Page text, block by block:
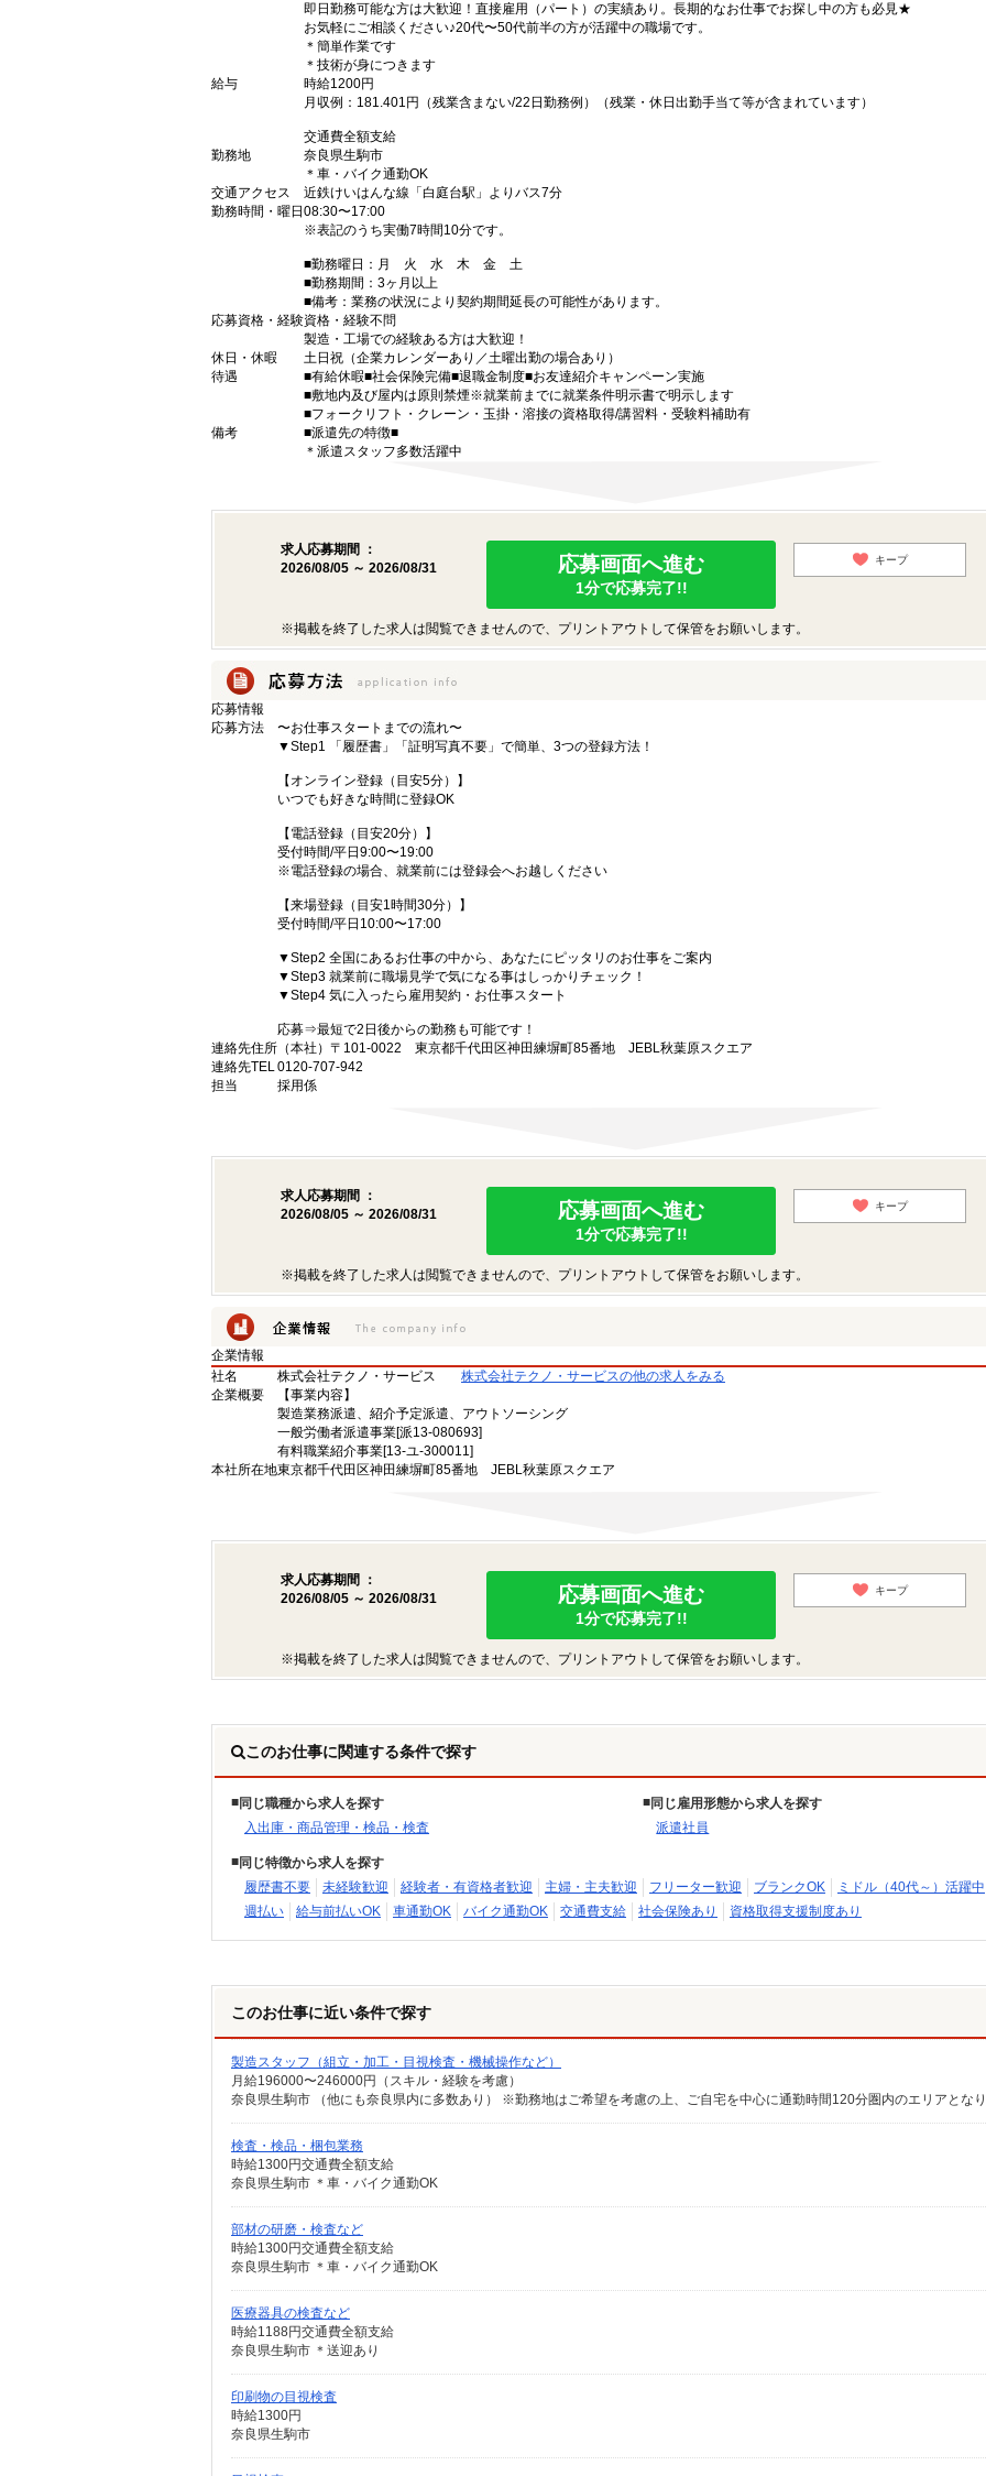
即日勤務可能な方は大歓迎！直接雇用（パート）の実績あり。長期的なお仕事でお探し中の方も必見★
お気軽にご相談ください♪20代〜50代前半の方が活躍中の職場です。
＊簡単作業です
＊技術が身につきます
給与
時給1200円
月収例：181.401円（残業含まない/22日勤務例）（残業・休日出勤手当て等が含まれています）
交通費全額支給
勤務地
奈良県生駒市
＊車・バイク通勤OK
交通アクセス
近鉄けいはんな線「白庭台駅」よりバス7分
勤務時間・曜日 08:30〜17:00
※表記のうち実働7時間10分です。
■勤務曜日：月 火 水 木 金 土
■勤務期間：3ヶ月以上
■備考：業務の状況により契約期間延長の可能性があります。
応募資格・経験資格・経験不問
製造・工場での経験ある方は大歓迎！
休日・休暇
土日祝（企業カレンダーあり／土曜出勤の場合あり）
待遇
■有給休暇■社会保険完備■退職金制度■お友達紹介キャンペーン実施
■敷地内及び屋内は原則禁煙※就業前までに就業条件明示書で明示します
■フォークリフト・クレーン・玉掛・溶接の資格取得/講習料・受験料補助有
備考
■派遣先の特徴■
＊派遣スタッフ多数活躍中
求人応募期間 ：
2026/08/05 ～ 2026/08/31
応募画面へ進む
1分で応募完了!!
キープ
※掲載を終了した求人は閲覧できませんので、プリントアウトして保管をお願いします。
応募情報
応募方法
〜お仕事スタートまでの流れ〜
▼Step1 「履歴書」「証明写真不要」で簡単、3つの登録方法！
【オンライン登録（目安5分）】
いつでも好きな時間に登録OK
【電話登録（目安20分）】
受付時間/平日9:00〜19:00
※電話登録の場合、就業前には登録会へお越しください
【来場登録（目安1時間30分）】
受付時間/平日10:00〜17:00
▼Step2 全国にあるお仕事の中から、あなたにピッタリのお仕事をご案内
▼Step3 就業前に職場見学で気になる事はしっかりチェック！
▼Step4 気に入ったら雇用契約・お仕事スタート
応募⇒最短で2日後からの勤務も可能です！
連絡先住所 （本社）〒101-0022 東京都千代田区神田練塀町85番地 JEBL秋葉原スクエア
連絡先TEL0120-707-942
担当
採用係
求人応募期間 ：
2026/08/05 ～ 2026/08/31
応募画面へ進む
1分で応募完了!!
キープ
※掲載を終了した求人は閲覧できませんので、プリントアウトして保管をお願いします。
企業情報
社名
株式会社テクノ・サービス
株式会社テクノ・サービスの他の求人をみる
企業概要
【事業内容】
製造業務派遣、紹介予定派遣、アウトソーシング
一般労働者派遣事業[派13-080693]
有料職業紹介事業[13-ユ-300011]
本社所在地東京都千代田区神田練塀町85番地 JEBL秋葉原スクエア
求人応募期間 ：
2026/08/05 ～ 2026/08/31
応募画面へ進む
1分で応募完了!!
キープ
※掲載を終了した求人は閲覧できませんので、プリントアウトして保管をお願いします。
このお仕事に関連する条件で探す
同じ職種から求人を探す
入出庫・商品管理・検品・検査
同じ雇用形態から求人を探す
派遣社員
同じ特徴から求人を探す
履歴書不要
未経験歓迎 経験者・有資格者歓迎 主婦・主夫歓迎 フリーター歓迎 ブランクOK
ミドル（40代～）活躍中
週払い
給与前払いOK 車通勤OK バイク通勤OK 交通費支給 社会保険あり 資格取得支援制度あり
このお仕事に近い条件で探す
製造スタッフ（組立・加工・目視検査・機械操作など）
月給196000〜246000円（スキル・経験を考慮）
検査・検品・梱包業務
時給1300円交通費全額支給
奈良県生駒市 ＊車・バイク通勤OK
部材の研磨・検査など
時給1300円交通費全額支給
奈良県生駒市 ＊車・バイク通勤OK
医療器具の検査など
時給1188円交通費全額支給
奈良県生駒市 ＊送迎あり
印刷物の目視検査
時給1300円
奈良県生駒市